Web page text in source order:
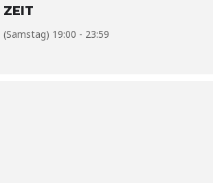
ZEIT
(Samstag) 19:00 - 23:59